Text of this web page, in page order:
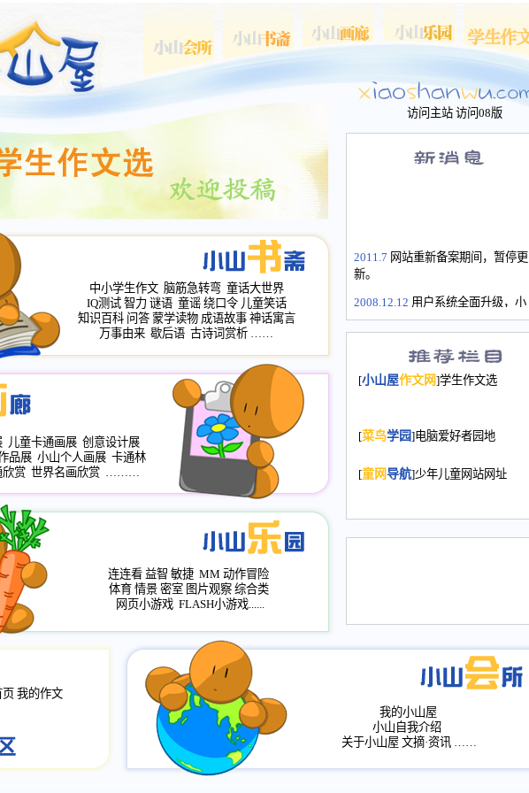
访问主站 访问08版
2011.7 网站重新备案期间，暂停更
新。
2008.12.12 用户系统全面升级，小
山屋主站、作文网、学生作文、家
长会、家园网－个人空间，用户一
次注册全部通行。
2008.12.12家园网正式运行，域
年，2009版提前启用，小山屋全面
小山画廊均增加多个新栏目。。
评分、顶功能，作文宝典改版。
[小山屋作文网]学生作文选
[菜鸟学园]电脑爱好者园地
[童网导航]少年儿童网站网址
中小学生作文 脑筋急转弯 童话大世界
IQ测试 智力 谜语 童谣 绕口令 儿童笑话
知识百科 问答 蒙学读物 成语故事 神话寓言
万事由来 歇后语 古诗词赏析 ……
儿童卡通画展 创意设计展
品展 小山个人画展 卡通林
欣赏 世界名画欣赏 ………
连连看 益智 敏捷 MM 动作冒险
体育 情景 密室 图片观察 综合类
网页小游戏 FLASH小游戏......
页 我的作文
我的小山屋
小山自我介绍
关于小山屋 文摘·资讯 ……